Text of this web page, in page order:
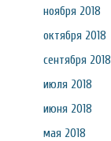
ноября 2018
октября 2018
сентября 2018
июля 2018
июня 2018
мая 2018